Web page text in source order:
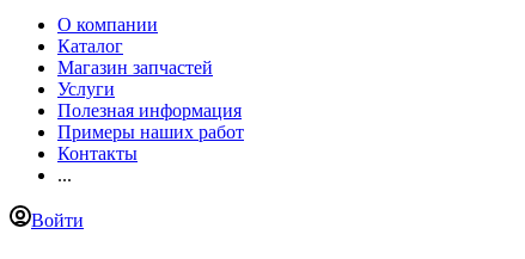
О компании
Каталог
Магазин запчастей
Услуги
Полезная информация
Примеры наших работ
Контакты
...
Войти